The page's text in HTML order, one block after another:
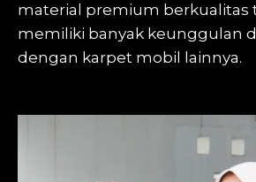
material premium berkualitas
memiliki banyak keunggulan
dengan karpet mobil lainnya.